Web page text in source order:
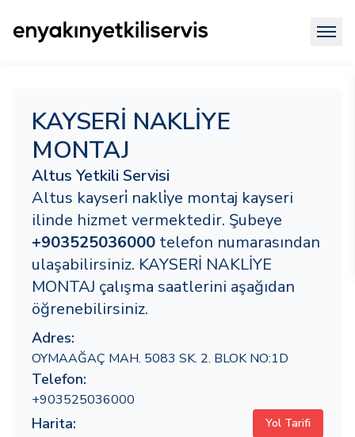
KAYSERİ NAKLİYE
MONTAJ
Altus Yetkili Servisi
Altus kayseri̇ nakli̇ye montaj kayseri
ilinde hizmet vermektedir. Şubeye
+903525036000 telefon numarasından
ulaşabilirsiniz. KAYSERİ NAKLİYE
MONTAJ çalışma saatlerini aşağıdan
öğrenebilirsiniz.
Adres:
OYMAAĞAÇ MAH. 5083 SK. 2. BLOK NO:1D
Telefon:
+903525036000
Harita: Yol Tarifi